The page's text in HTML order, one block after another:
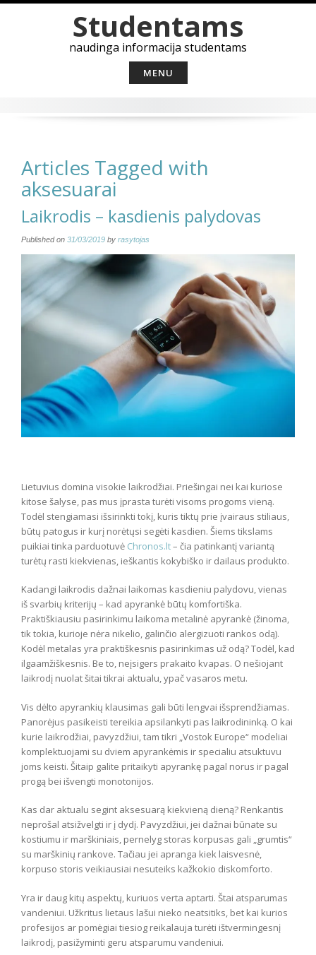
Studentams
naudinga informacija studentams
MENU
Articles Tagged with
aksesuarai
Laikrodis – kasdienis palydovas
Published on 31/03/2019 by rasytojas
Lietuvius domina visokie laikrodžiai. Priešingai nei kai kuriose
kitose šalyse, pas mus įprasta turėti visoms progoms vieną.
Todėl stengiamasi išsirinkti tokį, kuris tiktų prie įvairaus stiliaus,
būtų patogus ir kurį norėtųsi segėti kasdien. Šiems tikslams
puikiai tinka parduotuvė Chronos.lt– čia patinkantį variantą
turėtų rasti kiekvienas, ieškantis kokybiško ir dailaus produkto.
Kadangi laikrodis dažnai laikomas kasdieniu palydovu, vienas
iš svarbių kriterijų – kad apyrankė būtų komfortiška.
Praktiškiausiu pasirinkimu laikoma metalinė apyrankė (žinoma,
tik tokia, kurioje nėra nikelio, galinčio alergizuoti rankos odą).
Kodėl metalas yra praktiškesnis pasirinkimas už odą? Todėl, kad
ilgaamžiškesnis. Be to, neįsigers prakaito kvapas. O nešiojant
laikrodį nuolat šitai tikrai aktualu, ypač vasaros metu.
Vis dėlto apyrankių klausimas gali būti lengvai išsprendžiamas.
Panorėjus pasikeisti tereikia apsilankyti pas laikrodininką. O kai
kurie laikrodžiai, pavyzdžiui, tam tikri „Vostok Europe“ modeliai
komplektuojami su dviem apyrankėmis ir specialiu atsuktuvu
joms keisti. Šitaip galite pritaikyti apyrankę pagal norus ir pagal
progą bei išvengti monotonijos.
Kas dar aktualu segint aksesuarą kiekvieną dieną? Renkantis
neprošal atsižvelgti ir į dydį. Pavyzdžiui, jei dažnai būnate su
kostiumu ir marškiniais, pernelyg storas korpusas gali „grumtis“
su marškinių rankove. Tačiau jei apranga kiek laisvesnė,
korpuso storis veikiausiai nesuteiks kažkokio diskomforto.
Yra ir daug kitų aspektų, kuriuos verta aptarti. Štai atsparumas
vandeniui. Užkritus lietaus lašui nieko neatsitiks, bet kai kurios
profesijos ar pomėgiai tiesiog reikalauja turėti ištvermingesnį
laikrodį, pasižyminti geru atsparumu vandeniui.